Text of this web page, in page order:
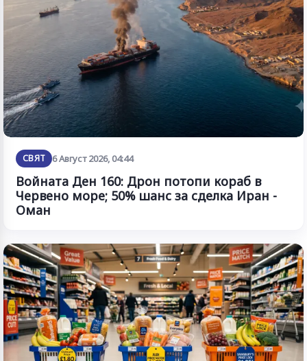
СВЯТ 6 Август 2026, 04:44
Войната Ден 160: Дрон потопи кораб в
Червено море; 50% шанс за сделка Иран -
Оман